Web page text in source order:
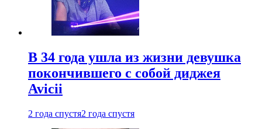
В 34 года ушла из жизни девушка
покончившего с собой диджея
Avicii
2 года спустя2 года спустя